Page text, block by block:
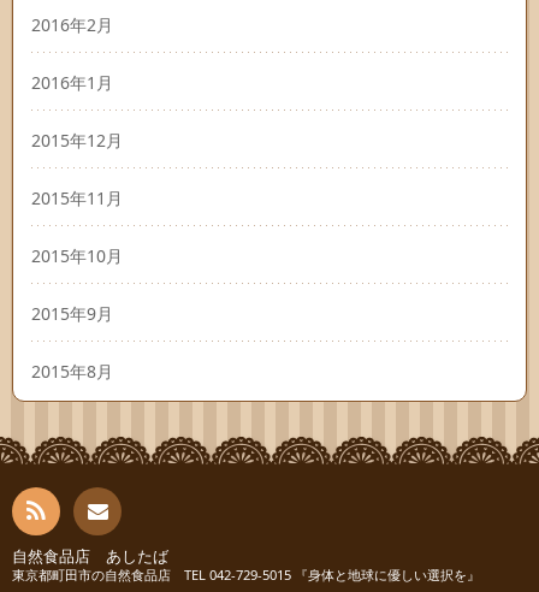
2016年2月
2016年1月
2015年12月
2015年11月
2015年10月
2015年9月
2015年8月
RSS お問
自然食品店 あしたば
東京都町田市の自然食品店 TEL 042-729-5015 『身体と地球に優しい選択を』